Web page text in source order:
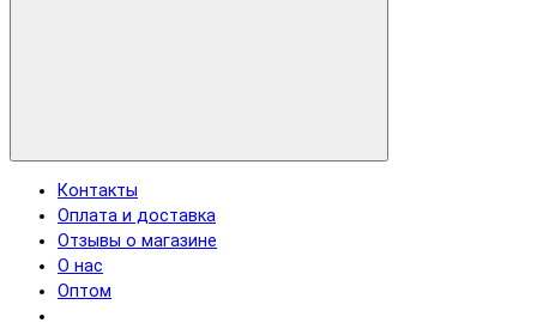
Контакты
Оплата и доставка
Отзывы о магазине
О нас
Оптом